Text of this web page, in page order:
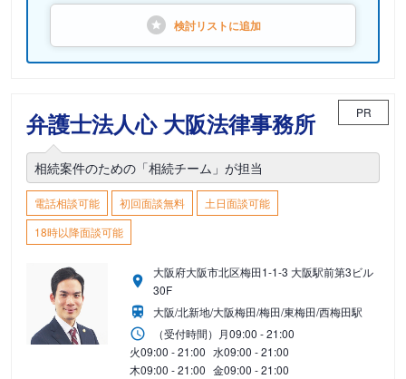
検討リストに追加
弁護士法人心 大阪法律事務所 PR
相続案件のための「相続チーム」が担当
電話相談可能 初回面談無料
土日面談可能
18時以降面談可能
大阪府大阪市北区梅田1-1-3 大阪駅前第3ビル
30F
大阪/北新地/大阪梅田/梅田/東梅田/西梅田駅
（受付時間） 月09:00 - 21:00
火09:00 - 21:00 水09:00 - 21:00
木09:00 - 21:00 金09:00 - 21:00